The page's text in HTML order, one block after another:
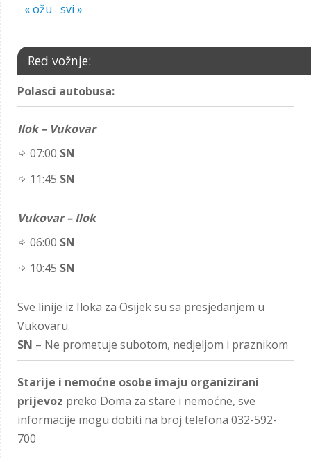
« ožu svi »
Red vožnje:
Polasci autobusa:
Ilok – Vukovar
07:00 SN
11:45 SN
Vukovar – Ilok
06:00 SN
10:45 SN
Sve linije iz Iloka za Osijek su sa presjedanjem u
Vukovaru.
SN – Ne prometuje subotom, nedjeljom i praznikom
Starije i nemoćne osobe imaju organizirani
prijevoz preko Doma za stare i nemoćne, sve
informacije mogu dobiti na broj telefona 032-592-
700